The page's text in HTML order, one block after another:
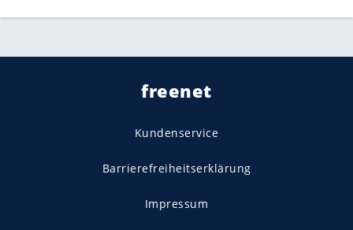
freenet
Kundenservice
Barrierefreiheitserklärung
Impressum